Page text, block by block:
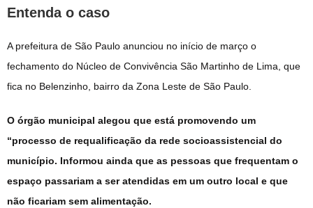
Entenda o caso
A prefeitura de São Paulo anunciou no início de março o
fechamento do Núcleo de Convivência São Martinho de Lima, que
fica no Belenzinho, bairro da Zona Leste de São Paulo.
O órgão municipal alegou que está promovendo um
“processo de requalificação da rede socioassistencial do
município. Informou ainda que as pessoas que frequentam o
espaço passariam a ser atendidas em um outro local e que
não ficariam sem alimentação.